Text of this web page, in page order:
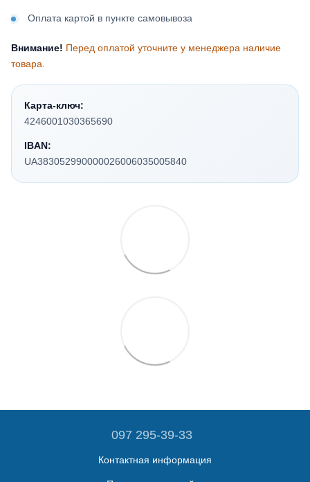
Оплата картой в пункте самовывоза
Внимание! Перед оплатой уточните у менеджера наличие
товара.
Карта-ключ:
4246001030365690
IBAN:
UA383052990000026006035005840
097 295-39-33
Контактная информация